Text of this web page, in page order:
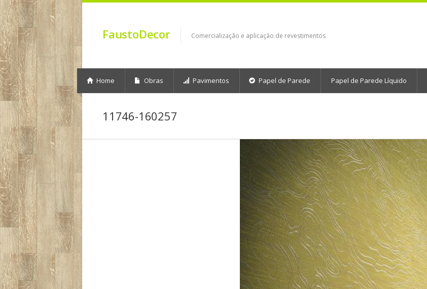
FaustoDecor Comercialização e aplicação de revestimentos
Home Obras Pavimentos Papel de Parede Papel de Parede Líquido
11746-160257